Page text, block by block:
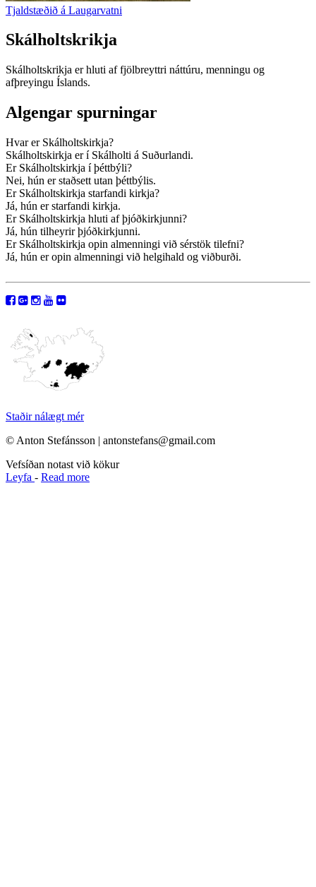
Tjaldstæðið á Laugarvatni
Skálholtskrikja
Skálholtskrikja er hluti af fjölbreyttri náttúru, menningu og
afþreyingu Íslands.
Algengar spurningar
Hvar er Skálholtskirkja?
Skálholtskirkja er í Skálholti á Suðurlandi.
Er Skálholtskirkja í þéttbýli?
Nei, hún er staðsett utan þéttbýlis.
Er Skálholtskirkja starfandi kirkja?
Já, hún er starfandi kirkja.
Er Skálholtskirkja hluti af þjóðkirkjunni?
Já, hún tilheyrir þjóðkirkjunni.
Er Skálholtskirkja opin almenningi við sérstök tilefni?
Já, hún er opin almenningi við helgihald og viðburði.
Staðir nálægt mér
© Anton Stefánsson | antonstefans@gmail.com
Vefsíðan notast við kökur
Leyfa - Read more